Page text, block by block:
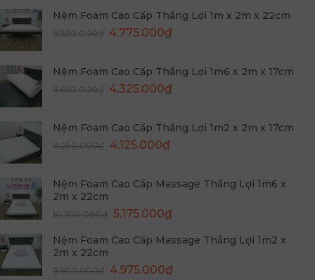
là:
9.950.000₫.
tại
là:
Nệm Foam Cao Cấp Thắng Lợi 1m x 2m x 22cm
9.550.000₫ Giá
9.550.000₫.
4.775.000₫Giá
là:
4.775.000₫.
Nệm Foam Cao Cấp Thắng Lợi 1m6 x 2m x 17cm
8.650.000₫ Giá
8.650.000₫.
4.325.000₫Giá
là:
Nệm Foam Cao Cấp Thắng Lợi 1m2 x 2m x 17cm
8.250.000₫ Giá
8.250.000₫.
4.125.000₫Giá
là:
Nệm Foam Cao Cấp Massage Thắng Lợi 1m6 x
2m x 22cm
10.350.000₫ Giá
là:
5.175.000₫Giá
tại
5.175.000₫.
Nệm Foam Cao Cấp Massage Thắng Lợi 1m2 x
2m x 22cm
9.950.000₫ Giá
4.975.000₫Giá